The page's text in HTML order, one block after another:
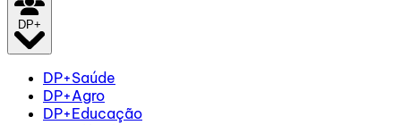
DP+
DP+Saúde
DP+Agro
DP+Educação